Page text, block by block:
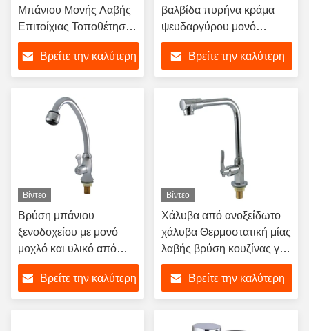
Μπάνιου Μονής Λαβής
Επιτοίχιας Τοποθέτησης
για Νιπτήρα με
Γυαλιστερό Φινίρισμα
Χρωμίου
Βρείτε την καλύτερη
βαλβίδα πυρήνα κράμα
ψευδαργύρου μονό
χειριστήριο βενζίνη
βενζίνη με
χρωματοποιημένο
Βρείτε την καλύτερη
Βίντεο
Βρύση μπάνιου
ξενοδοχείου με μονό
μοχλό και υλικό από
κράμα ψευδαργύρου για
θερμοστατικό έλεγχο
Βρείτε την καλύτερη
Βίντεο
Χάλυβα από ανοξείδωτο
χάλυβα Θερμοστατική μίας
λαβής βρύση κουζίνας για
μπάνιο
Βρείτε την καλύτερη